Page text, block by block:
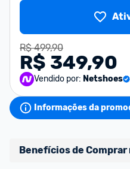
R$ 499,90
R$ 349,90
Vendido por: Netshoes
Informações da
Benefícios de Comprar